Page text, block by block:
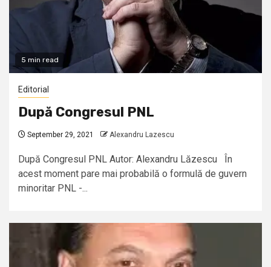
5 min read
Editorial
După Congresul PNL
September 29, 2021 Alexandru Lazescu
După Congresul PNL Autor: Alexandru Lăzescu În
acest moment pare mai probabilă o formulă de guvern
minoritar PNL -...